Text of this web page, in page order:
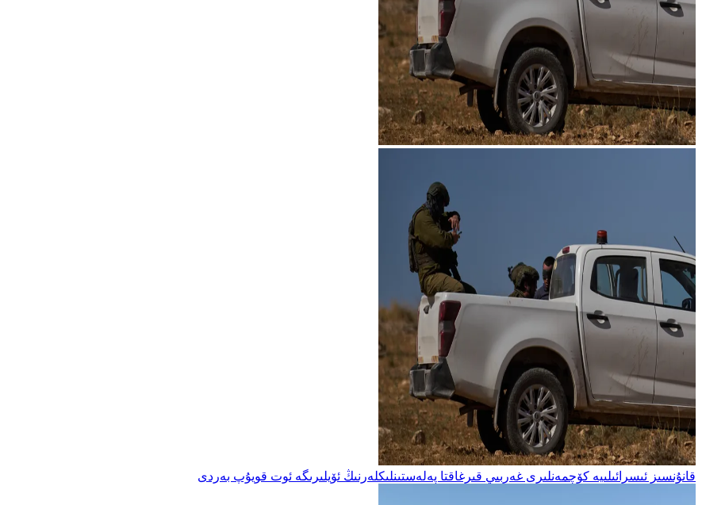
قانۇنسىز ئىسرائىلىيە كۆچمەنلىرى غەربىي قىرغاقتا پەلەستىنلىكلەرنىڭ ئۆيلىرىگە ئوت قويۇپ بەردى